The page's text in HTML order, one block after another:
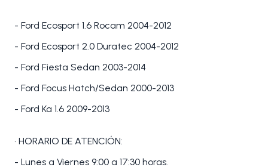
- Ford Ecosport 1.6 Rocam 2004-2012
- Ford Ecosport 2.0 Duratec 2004-2012
- Ford Fiesta Sedan 2003-2014
- Ford Focus Hatch/Sedan 2000-2013
- Ford Ka 1.6 2009-2013
• HORARIO DE ATENCIÓN:
- Lunes a Viernes 9:00 a 17:30 horas.